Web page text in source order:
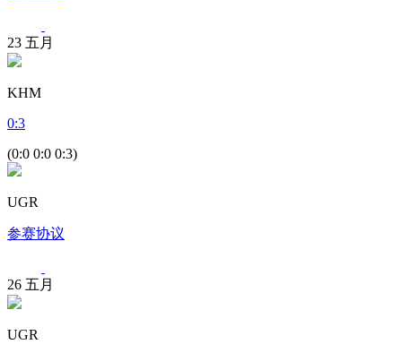
23 五月
KHM
0:3
(0:0 0:0 0:3)
UGR
参赛协议
26 五月
UGR